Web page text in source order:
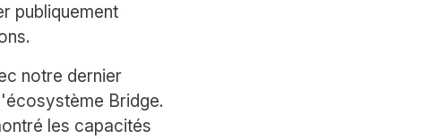
publiquement
notre dernier
Bridge.
les capacités